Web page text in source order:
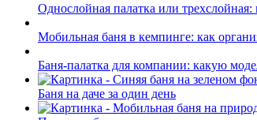
Однослойная палатка или
Мобильная баня в кемпинге: как
Баня-палатка для компании: какую
Баня на даче за один день